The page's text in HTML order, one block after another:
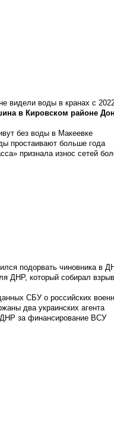
видели воды в кранах с
в Кировском районе
без воды в Макеевке
простаивают больше года
признала износ сетей
подорвать чиновника в
ДНР, который собирал
СБУ о российских
два украинских агента
за финансирование ВСУ